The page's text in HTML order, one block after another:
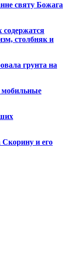
святу Божага
содержатся
столбняк и
грунта на
мобильные
и его